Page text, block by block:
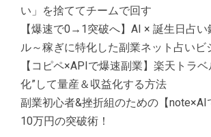
い」を捨ててチームで回す
【爆速で0→1突破へ】AI × 誕生日占
ル～稼ぎに特化した副業ネット占いビ
【コピペ×APIで爆速副業】楽天トラ
化”して量産＆収益化する方法
副業初心者&挫折組のための【note×AI
10万円の突破術！